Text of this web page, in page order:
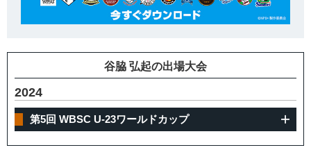
谷脇 弘起の出場大会
2024
第5回 WBSC U-23ワールドカップ